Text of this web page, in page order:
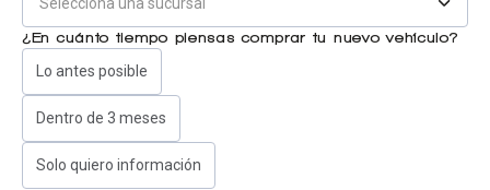
¿En cuánto tiempo piensas comprar tu nuevo vehículo?
Lo antes posible
Dentro de 3 meses
Solo quiero información